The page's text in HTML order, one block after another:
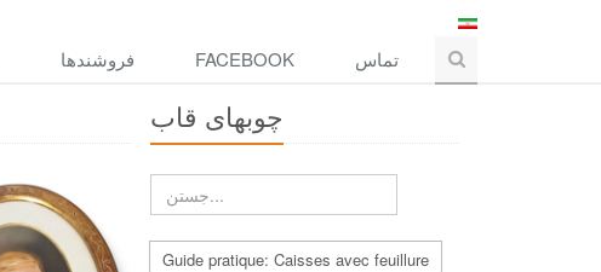
فروشندها FACEBOOK تماس
چوبهاى قاب
Guide pratique: Caisses avec feuillure